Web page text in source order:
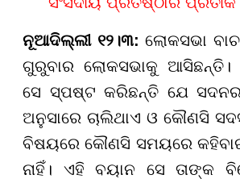
ନୂଆଦିଲ୍ଲୀ ୧୨।୩:ଲୋକସଭା
ଗୁରୁବାର ଲୋକସଭାକୁ
ସେ ସ୍ପଷ୍ଟ କରିଛନ୍ତି ଯେ
ଅନୁସାରେ ଚାଲିଥାଏ ଓ କୌଣସି
ବିଷୟରେ କୌଣସି ସମୟରେ
ନାହିଁ। ଏହି ବୟାନ ସେ ତାଙ୍କ